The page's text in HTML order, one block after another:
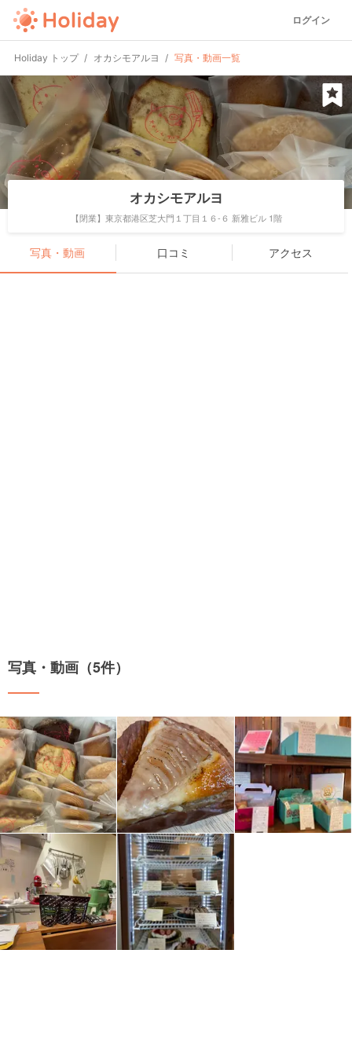
ログイン
Holiday トップ オカシモアルヨ 写真・動画一覧
オカシモアルヨ
【閉業】東京都港区芝大門１丁目１６-６ 新雅ビル 1階
写真・動画 口コミ アクセス
写真・動画（5件）